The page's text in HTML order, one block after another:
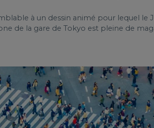
à un dessin animé pour lequel le
de la gare de Tokyo est pleine de